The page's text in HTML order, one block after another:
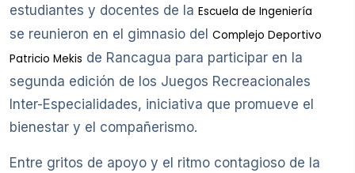
estudiantes y docentes de la Escuela de Ingeniería
se reunieron en el gimnasio del Complejo Deportivo
Patricio Mekis de Rancagua para participar en la
segunda edición de los Juegos Recreacionales
Inter-Especialidades, iniciativa que promueve el
bienestar y el compañerismo.
Entre gritos de apoyo y el ritmo contagioso de la